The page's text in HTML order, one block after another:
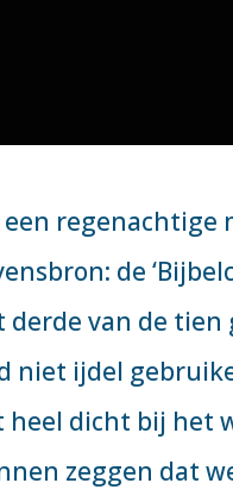
een regenachtige
de
derde van de tien
niet ijdel
heel dicht bij het
zeggen dat